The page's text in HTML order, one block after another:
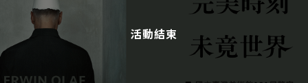
活動結束